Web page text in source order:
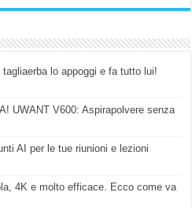
lo appoggi e fa tutto lui!
UWANT V600: Aspirapolvere senza
AI per le tue riunioni e lezioni
4K e molto efficace. Ecco come va